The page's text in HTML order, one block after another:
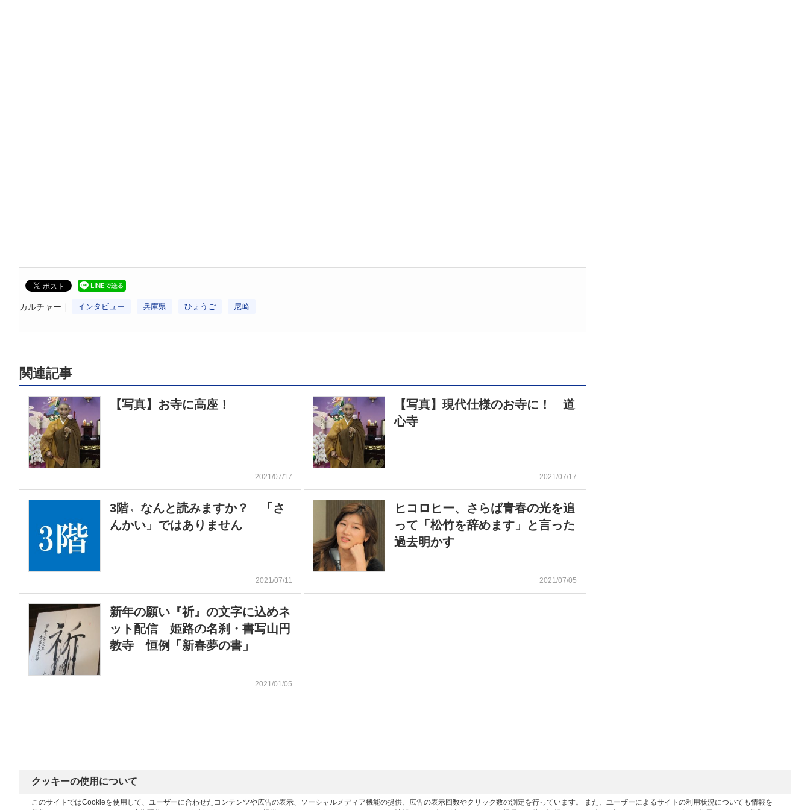
カルチャー インタビュー 兵庫県 ひょうご 尼崎
関連記事
【写真】お寺に高座！
2021/07/17
【写真】現代仕様のお寺に！ 道
心寺
2021/07/17
3階←なんと読みますか？ 「さ
んかい」ではありません
2021/07/11
ヒコロヒー、さらば青春の光を追
って「松竹を辞めます」と言った
過去明かす
2021/07/05
新年の願い『祈』の文字に込めネ
ット配信 姫路の名刹・書写山円
教寺 恒例「新春夢の書」
2021/01/05
クッキーの使用について
このサイトではCookieを使用して、ユーザーに合わせたコンテンツや広告の表示、ソーシャルメディア機能の提供、広告の表示回数やクリック数の測定を行っています。 また、ユーザーによるサイトの利用状況についても情報を